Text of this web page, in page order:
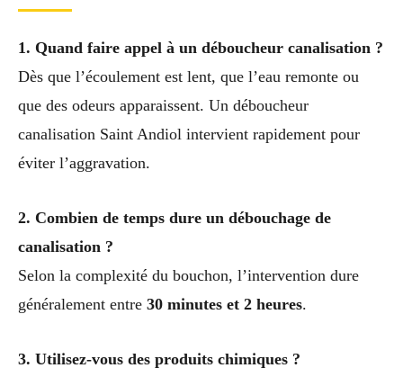
1. Quand faire appel à un déboucheur canalisation ?
Dès que l’écoulement est lent, que l’eau remonte ou
que des odeurs apparaissent. Un déboucheur
canalisation Saint Andiol intervient rapidement pour
éviter l’aggravation.
2. Combien de temps dure un débouchage de
canalisation ?
Selon la complexité du bouchon, l’intervention dure
généralement entre 30 minutes et 2 heures.
3. Utilisez-vous des produits chimiques ?